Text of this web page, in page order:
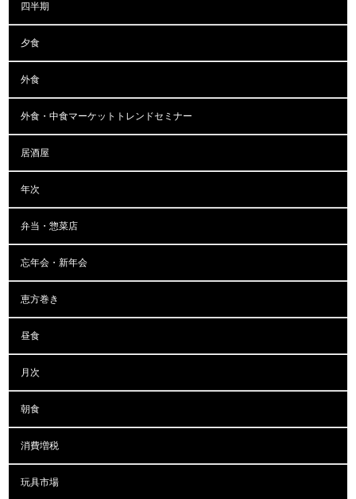
四半期
夕食
外食
外食・中食マーケットトレンドセミナー
居酒屋
年次
弁当・惣菜店
忘年会・新年会
恵方巻き
昼食
月次
朝食
消費増税
玩具市場